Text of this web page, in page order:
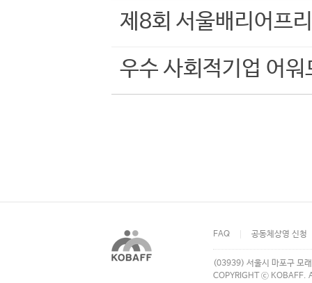
제8회 서울배리어프
우수 사회적기업 어워
FAQ 공동체상영 신청
(03939) 서울시 마포구 모
COPYRIGHT ⓒ KOBAFF.